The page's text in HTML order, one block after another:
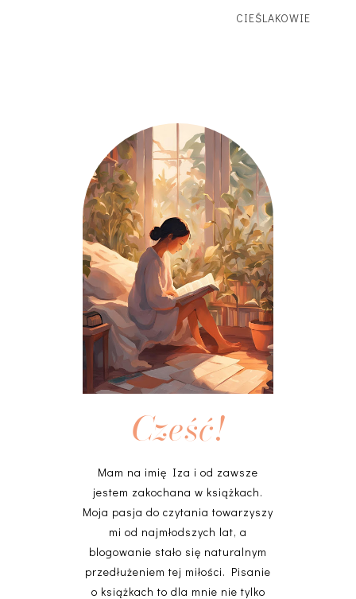
CIEŚLAKOWIE
Cześć!
Mam na imię Iza i od zawsze
jestem zakochana w książkach.
Moja pasja do czytania towarzyszy
mi od najmłodszych lat, a
blogowanie stało się naturalnym
przedłużeniem tej miłości. Pisanie
o książkach to dla mnie nie tylko